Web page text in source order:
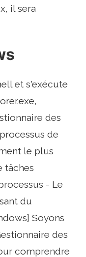
il sera
et s'exécute
des
de
le plus
tâches
- Le
du
Soyons
des
comprendre